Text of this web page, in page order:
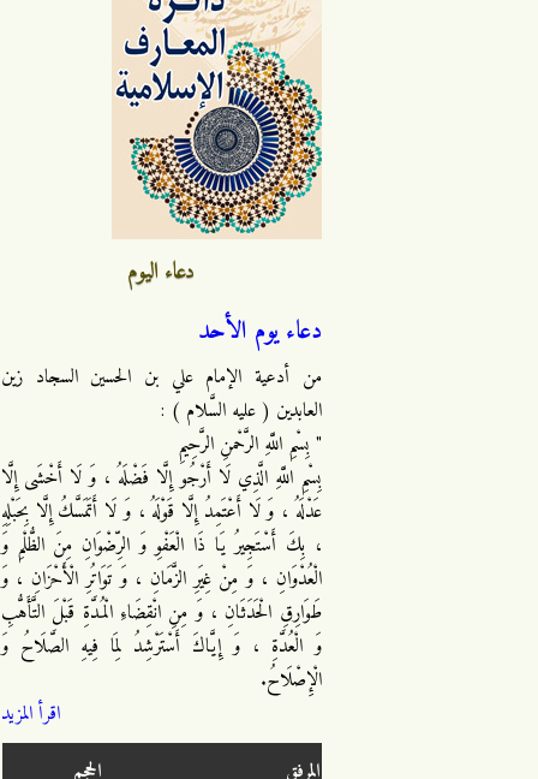
دعاء اليوم
دعاء يوم الأحد
من أدعية الإمام علي بن الحسين السجاد زين
العابدين ( عليه السَّلام ) :
" بِسْمِ اللَّهِ الرَّحْمنِ الرَّحِيمِ
بِسْمِ اللَّهِ الَّذِي لَا أَرْجُو إِلَّا فَضْلَهُ ، وَ لَا أَخْشَى إِلَّا
عَدْلَهُ ، وَ لَا أَعْتَمِدُ إِلَّا قَوْلَهُ ، وَ لَا أَتَمَسَّكُ إِلَّا بِحَبْلِهِ
، بِكَ أَسْتَجِيرُ يَا ذَا الْعَفْوِ وَ الرِّضْوَانِ مِنَ الظُّلْمِ وَ
الْعُدْوَانِ ، وَ مِنْ غِيَرِ الزَّمَانِ ، وَ تَوَاتُرِ الْأَحْزَانِ ، وَ
طَوَارِقِ الْحَدَثَانِ ، وَ مِنِ انْقِضَاءِ الْمُدَّةِ قَبْلَ التَّأَهُّبِ
وَ الْعُدَّةِ ، وَ إِيَّاكَ أَسْتَرْشِدُ لِمَا فِيهِ الصَّلَاحُ وَ
الْإِصْلَاحُ.
اقرأ المزيد
المرفق
الحجم